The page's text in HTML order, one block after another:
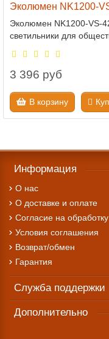
Эколюмен NK1200-
Эколюмен NK1200-VS-
светильники для
3 396 руб
В корзину
Информация
О нас
О доставке и оплате
Cогласие на
Условия соглашения
Возврат/обмен
Гарантия
Служба поддержки
Дополнительно